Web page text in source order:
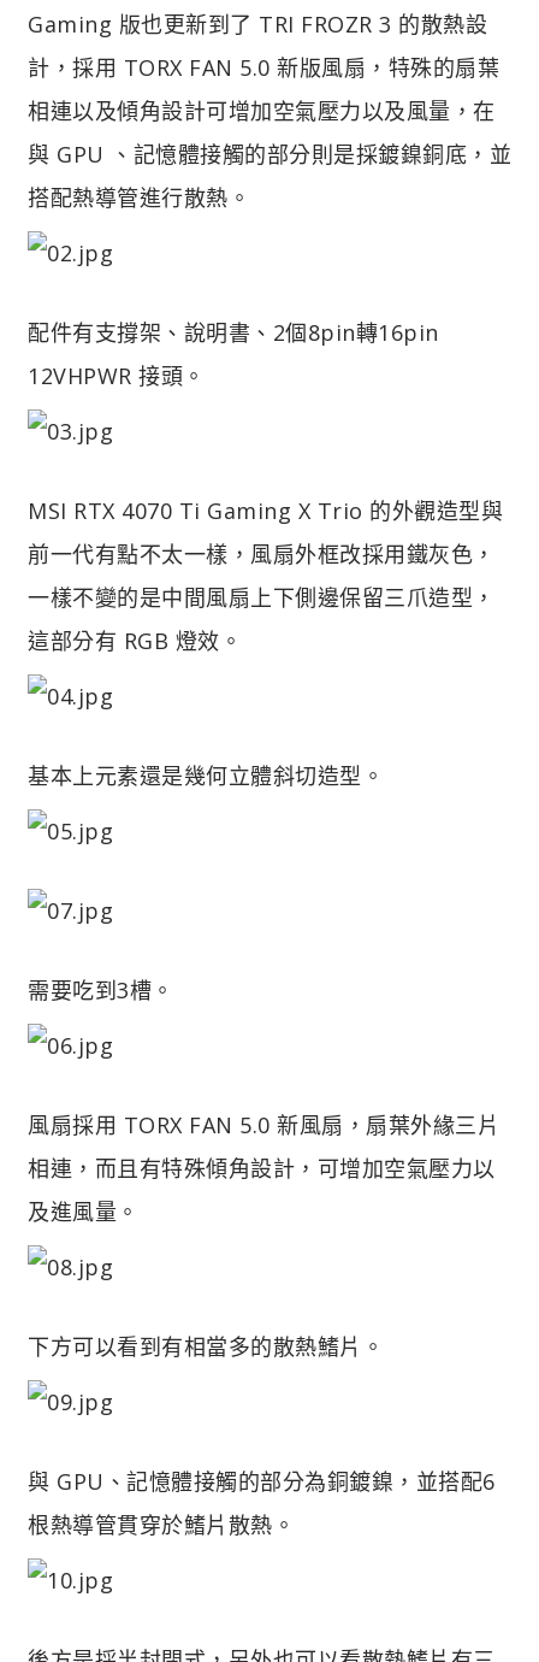
Gaming 版也更新到了 TRI FROZR 3 的散熱設
計，採用 TORX FAN 5.0 新版風扇，特殊的扇葉
相連以及傾角設計可增加空氣壓力以及風量，在
與 GPU 、記憶體接觸的部分則是採鍍鎳銅底，並
搭配熱導管進行散熱。
配件有支撐架、說明書、2個8pin轉16pin
12VHPWR 接頭。
MSI RTX 4070 Ti Gaming X Trio 的外觀造型與
前一代有點不太一樣，風扇外框改採用鐵灰色，
一樣不變的是中間風扇上下側邊保留三爪造型，
這部分有 RGB 燈效。
基本上元素還是幾何立體斜切造型。
需要吃到3槽。
風扇採用 TORX FAN 5.0 新風扇，扇葉外緣三片
相連，而且有特殊傾角設計，可增加空氣壓力以
及進風量。
下方可以看到有相當多的散熱鰭片。
與 GPU、記憶體接觸的部分為銅鍍鎳，並搭配6
根熱導管貫穿於鰭片散熱。